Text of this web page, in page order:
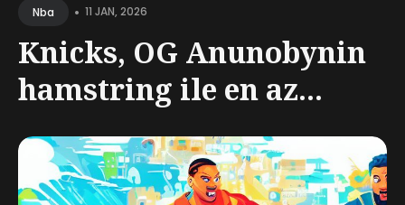
forNba • 11 JAN, 2026
Knicks, OG Anunobynin
hamstring ile en az...